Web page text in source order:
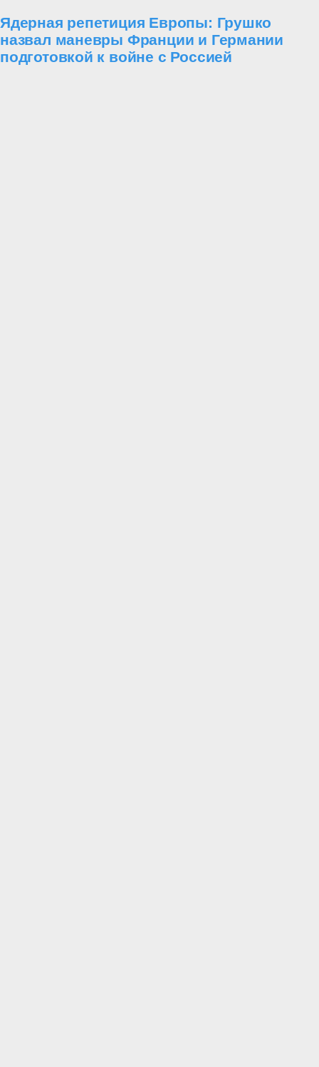
Ядерная репетиция Европы: Грушко
назвал маневры Франции и Германии
подготовкой к войне с Россией